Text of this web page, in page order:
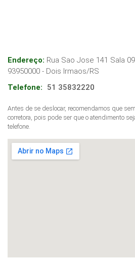
Endereço: Rua Sao Jose 141 Sala
93950000 - Dois Irmaos/RS
Telefone:
51 35832220
Antes de se deslocar, recomendamos que
corretora, pois pode ser que o atendimento
telefone.